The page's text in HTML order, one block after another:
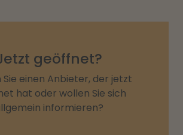
geöffnet?
Sie einen Anbieter, der jetzt
hat oder wollen Sie sich
informieren?